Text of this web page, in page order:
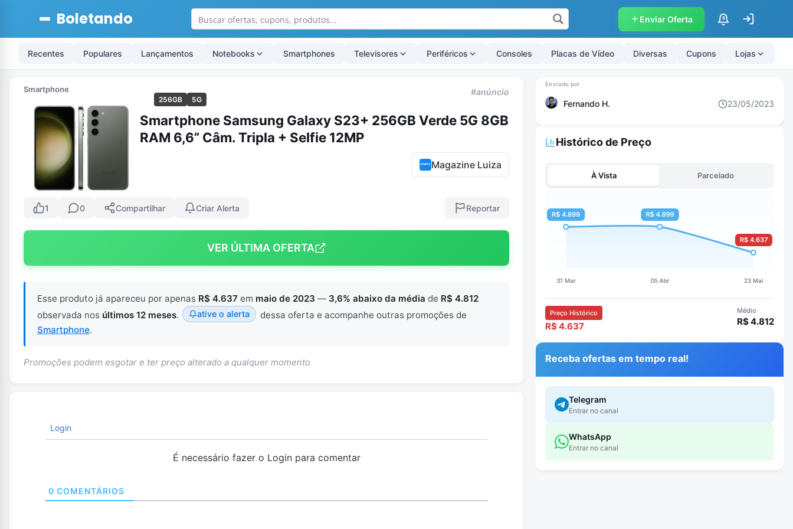
Boletando Enviar Oferta $
Recentes Populares Lançamentos Notebooks Smartphones Televisores Periféricos Consoles Placas de Vídeo Diversas Cupons Lojas
Smartphone
256GB 5G
#anúncio
Smartphone Samsung Galaxy S23+ 256GB Verde 5G 8GB
RAM 6,6” Câm. Tripla + Selfie 12MP
Magazine Luiza
1 0 Compartilhar Criar Alerta Reportar
VER ÚLTIMA OFERTA
Esse produto já apareceu por apenas R$ 4.637 em maio de 2023 — 3,6% abaixo da média de R$ 4.812
observada nos últimos 12 meses. ative o alerta
dessa oferta e acompanhe outras promoções de
Smartphone.
Promoções podem esgotar e ter preço alterado a qualquer momento
Login
É necessário fazer o Login para comentar
0 COMENTÁRIOS
Fernando H. 23/05/2023
Histórico de Preço
À Vista Parcelado
Preço Histórico
R$ 4.637
Médio
R$ 4.812
Receba ofertas em tempo real!
Telegram
Entrar no canal
WhatsApp
Entrar no canal